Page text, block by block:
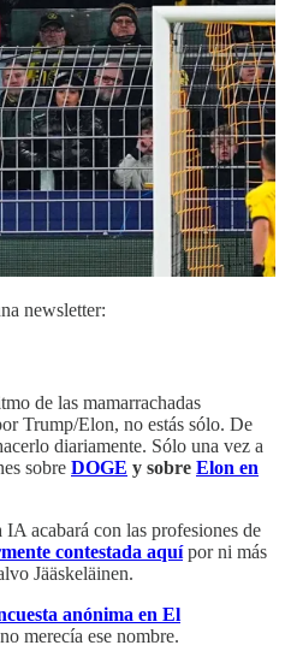
newsletter:
de las mamarrachadas
Trump/Elon, no estás sólo. De
diariamente. Sólo una vez a
sobre DOGE y sobre Elon en
acabará con las profesiones de
contestada aquípor ni más
Jääskeläinen.
anónima en El
merecía ese nombre.